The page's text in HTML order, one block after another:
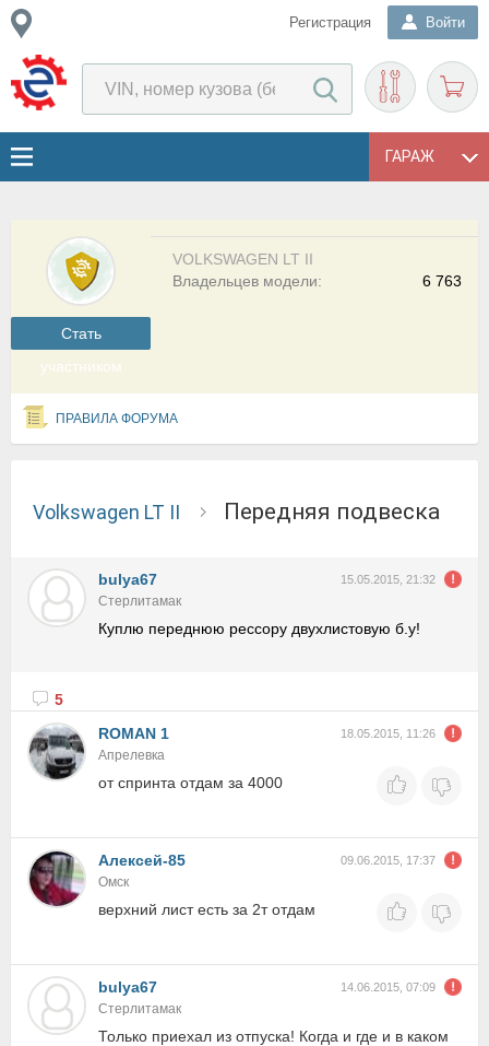
Регистрация Войти
ГАРАЖ
Cтать
участником
VOLKSWAGEN LT II
6 763
Владельцев модели:
ПРАВИЛА ФОРУМА
Volkswagen LT II Передняя подвеска
bulya67 15.05.2015, 21:32
Стерлитамак
Куплю переднюю рессору двухлистовую б.у!
5
ROMAN 1
18.05.2015, 11:26
Апрелевка
от спринта отдам за 4000
Алексей-85 09.06.2015, 17:37
Омск
верхний лист есть за 2т отдам
bulya67 14.06.2015, 07:09
Стерлитамак
Только приехал из отпуска! Когда и где и в каком